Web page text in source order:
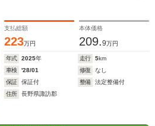
支払総額
223万円
本体価格
209.9万円
年式 2025年 走行 5km
車検
'28/01 修復
なし
保証
保証付 整備
法定整備付
住所
長野県諏訪郡